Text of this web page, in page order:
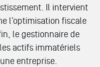
Il intervient
l’optimisation fiscale
le gestionnaire de
actifs immatériels
entreprise.